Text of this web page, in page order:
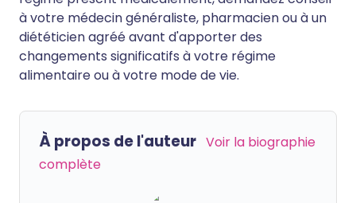
à votre médecin généraliste, pharmacien ou à un
diététicien agréé avant d'apporter des
changements significatifs à votre régime
alimentaire ou à votre mode de vie.
À propos de l'auteur Voir la biographie
complète